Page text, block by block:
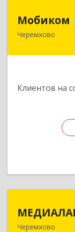
Мобиком
Черемхово
Клиентов на
Черемхово
665413,